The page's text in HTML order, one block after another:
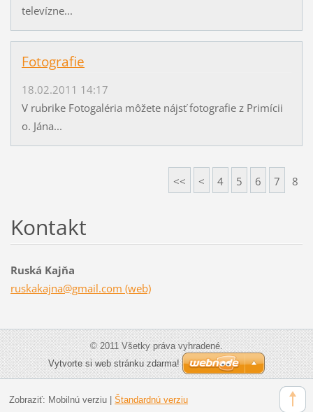
televízne...
Fotografie
18.02.2011 14:17
V rubrike Fotogaléria môžete nájsť fotografie z Primícii
o. Jána...
<< < 4 5 6 7 8
Kontakt
Ruská Kajňa
ruskakajna@gmail.com (web)
© 2011 Všetky práva vyhradené.
Vytvorte si web stránku zdarma!
Zobraziť: Mobilnú verziu| Štandardnú verziu